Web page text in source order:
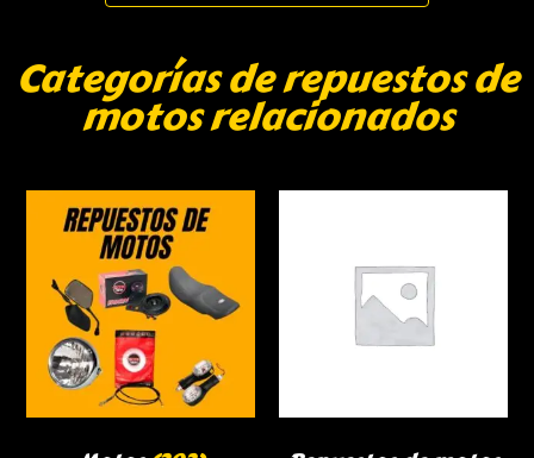
Categorías de repuestos de
motos relacionados